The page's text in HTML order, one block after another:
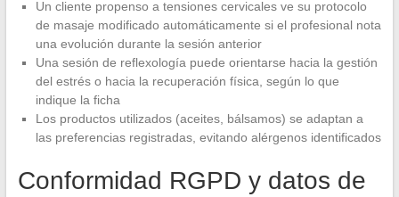
Un cliente propenso a tensiones cervicales ve su protocolo
de masaje modificado automáticamente si el profesional nota
una evolución durante la sesión anterior
Una sesión de reflexología puede orientarse hacia la gestión
del estrés o hacia la recuperación física, según lo que
indique la ficha
Los productos utilizados (aceites, bálsamos) se adaptan a
las preferencias registradas, evitando alérgenos identificados
Conformidad RGPD y datos de